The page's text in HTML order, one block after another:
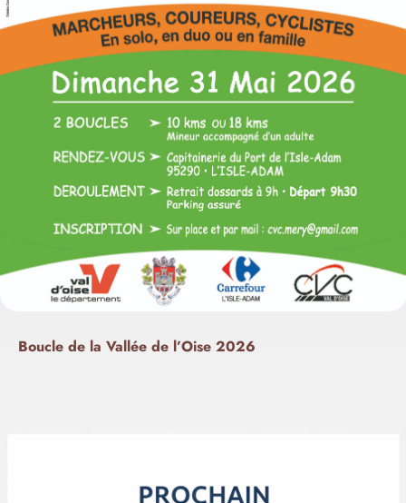
Boucle de la Vallée de l’Oise 2026